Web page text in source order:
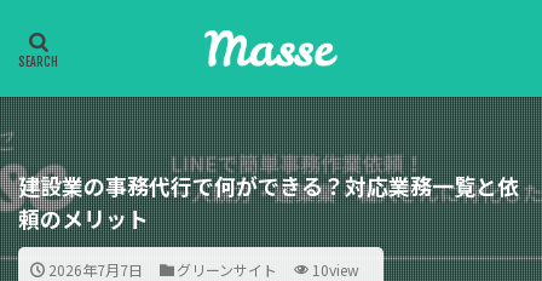
建設業の事務代行で何ができる？対応業務一覧と依
頼のメリット
2026年7月7日 グリーンサイト 10view